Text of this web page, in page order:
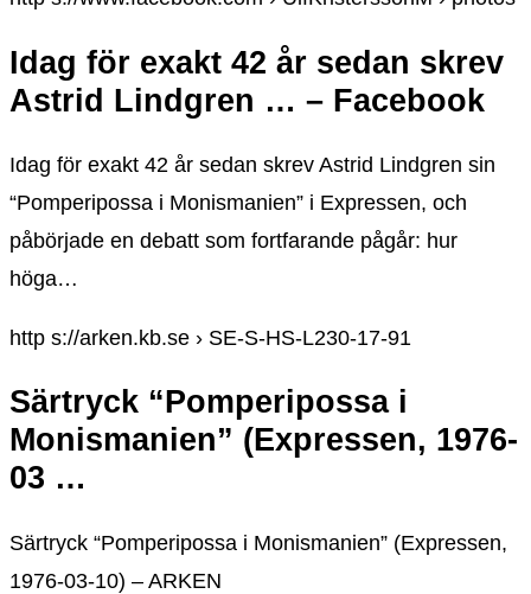
Idag för exakt 42 år sedan skrev
Astrid Lindgren … – Facebook
Idag för exakt 42 år sedan skrev Astrid Lindgren sin
“Pomperipossa i Monismanien” i Expressen, och
påbörjade en debatt som fortfarande pågår: hur
höga…
http s://arken.kb.se › SE-S-HS-L230-17-91
Särtryck “Pomperipossa i
Monismanien” (Expressen, 1976-
03 …
Särtryck “Pomperipossa i Monismanien” (Expressen,
1976-03-10) – ARKEN